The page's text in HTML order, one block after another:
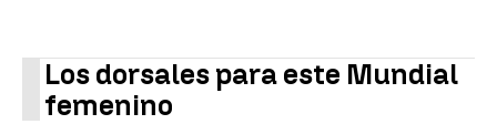
Los dorsales para este Mundial
femenino